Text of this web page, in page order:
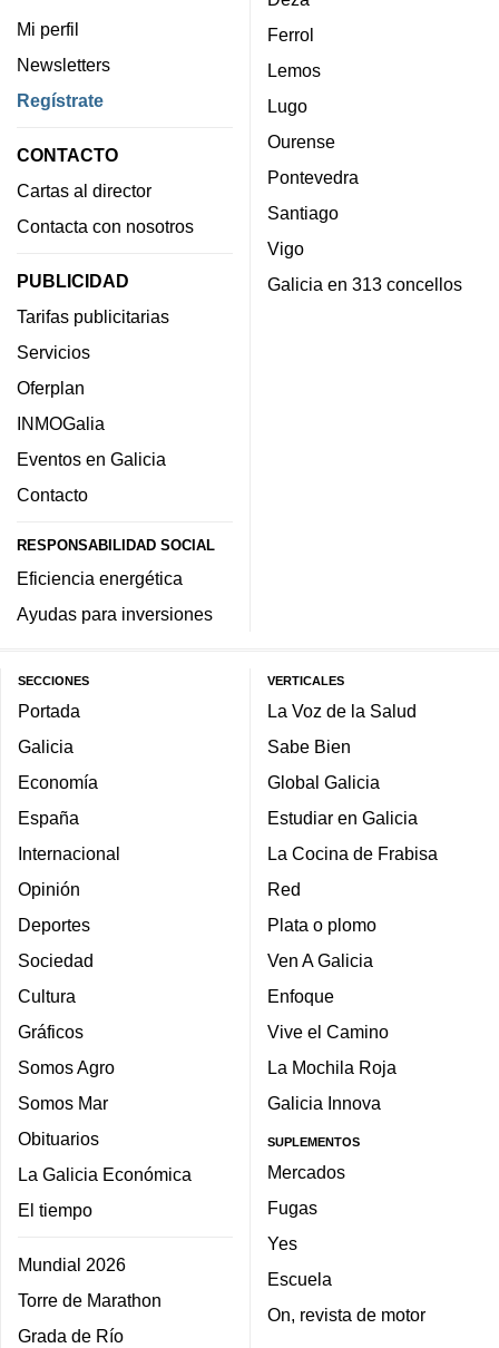
Mi perfil
Newsletters
Regístrate
CONTACTO
Cartas al director
Contacta con nosotros
PUBLICIDAD
Tarifas publicitarias
Servicios
Oferplan
INMOGalia
Eventos en Galicia
Contacto
RESPONSABILIDAD SOCIAL
Eficiencia energética
Ayudas para inversiones
Ferrol
Lemos
Lugo
Ourense
Pontevedra
Santiago
Vigo
Galicia en 313 concellos
SECCIONES
Portada
Galicia
Economía
España
Internacional
Opinión
Deportes
Sociedad
Cultura
Gráficos
Somos Agro
Somos Mar
Obituarios
La Galicia Económica
El tiempo
Mundial 2026
Torre de Marathon
Grada de Río
VERTICALES
La Voz de la Salud
Sabe Bien
Global Galicia
Estudiar en Galicia
La Cocina de Frabisa
Red
Plata o plomo
Ven A Galicia
Enfoque
Vive el Camino
La Mochila Roja
Galicia Innova
SUPLEMENTOS
Mercados
Fugas
Yes
Escuela
On, revista de motor